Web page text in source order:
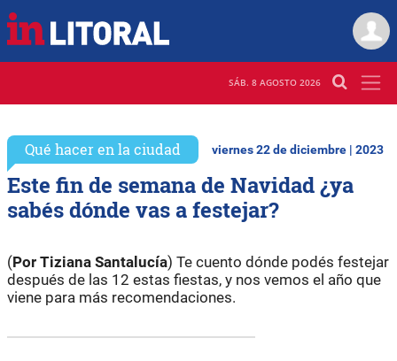
SÁB. 8 AGOSTO 2026
Qué hacer en la ciudad viernes 22 de diciembre | 2023
Este fin de semana de Navidad ¿ya
sabés dónde vas a festejar?
(Por Tiziana Santalucía) Te cuento dónde podés festejar
después de las 12 estas fiestas, y nos vemos el año que
viene para más recomendaciones.